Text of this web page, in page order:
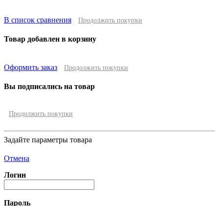
В список сравнения Продолжить покупки
Товар добавлен в корзину
Оформить заказ Продолжить покупки
Вы подписались на товар
Продолжить покупки
Задайте параметры товара
Отмена
Логин
Пароль